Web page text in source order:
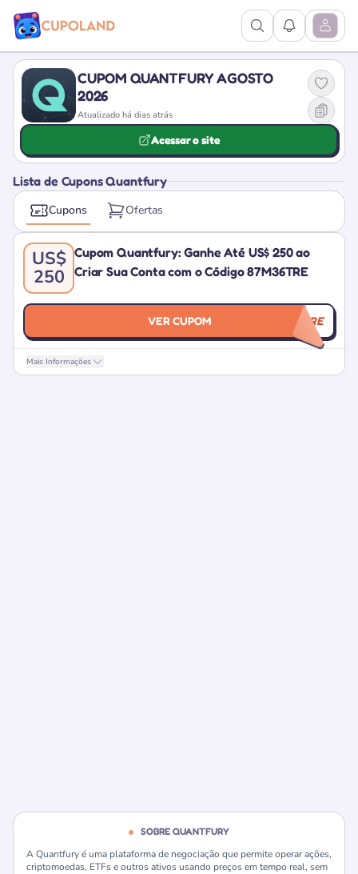
Ver Pesquisa
Ver Abrir
CUPOM QUANTFURY AGOSTO
2026
Atualizado há dias atrás
Acessar o site
Lista de Cupons Quantfury
Cupons Ofertas
US$
250
Cupom Quantfury: Ganhe Até US$ 250 ao
Criar Sua Conta com o Código 87M36TRE
VER CUPOM 87M36TRE
Mais Informações
SOBRE QUANTFURY
A Quantfury é uma plataforma de negociação que permite operar ações,
criptomoedas, ETFs e outros ativos usando preços em tempo real, sem